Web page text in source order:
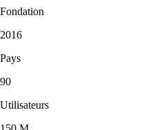
Fondation
2016
Pays
90
Utilisateurs